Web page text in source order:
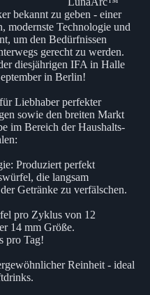
bekannt zu geben - einer
modernste Technologie und
um den Bedürfnissen
gerecht zu werden.
diesjährigen IFA in Halle
in Berlin!
Liebhaber perfekter
sowie den breiten Markt
im Bereich der Haushalts-
Produziert perfekt
die langsam
Getränke zu verfälschen.
pro Zyklus von 12
14 mm Größe.
pro Tag!
Reinheit - ideal